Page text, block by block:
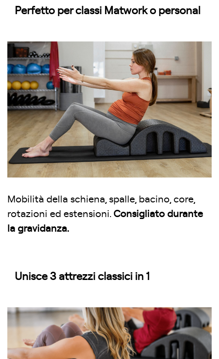
Perfetto per classi Matwork o personal
Mobilità della schiena, spalle, bacino, core,
rotazioni ed estensioni. Consigliato durante
la gravidanza.
Unisce 3 attrezzi classici in 1